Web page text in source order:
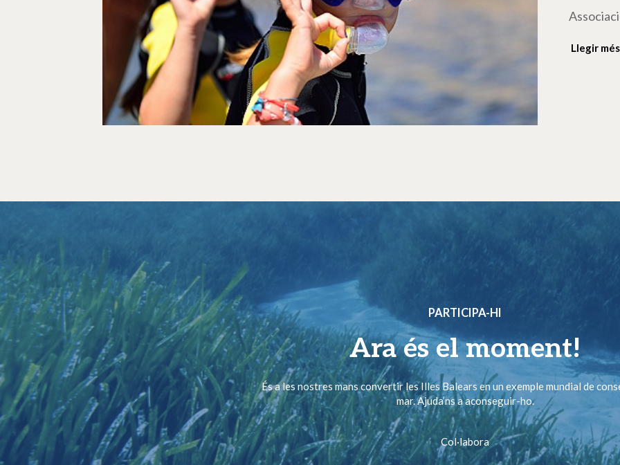
Llegir més
PARTICIPA-HI
Ara és el moment!
És a les nostres mans convertir les Illes Balears en un exemple mundial de
mar. Ajuda’ns a aconseguir-ho.
Col·labora